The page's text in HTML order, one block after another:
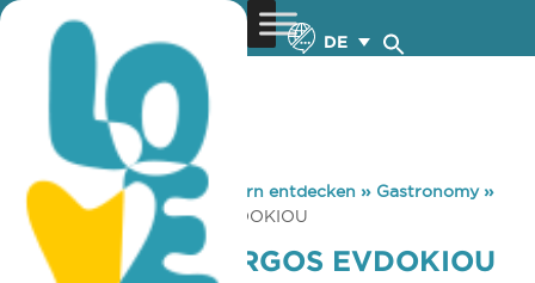
DE
You are here: Home »Zypern entdecken » Gastronomy»
TAVERNAKI GIORGOS EVDOKIOU
TAVERNAKI GIORGOS EVDOKIOU